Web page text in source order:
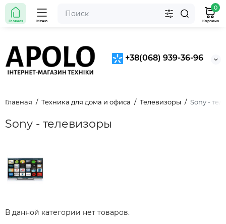
+38(068) 939-36-96
Главная Меню
0
Корзина
Главная Техника для дома и офиса Телевизоры Sony -
Sony - телевизоры
В данной категории нет товаров.